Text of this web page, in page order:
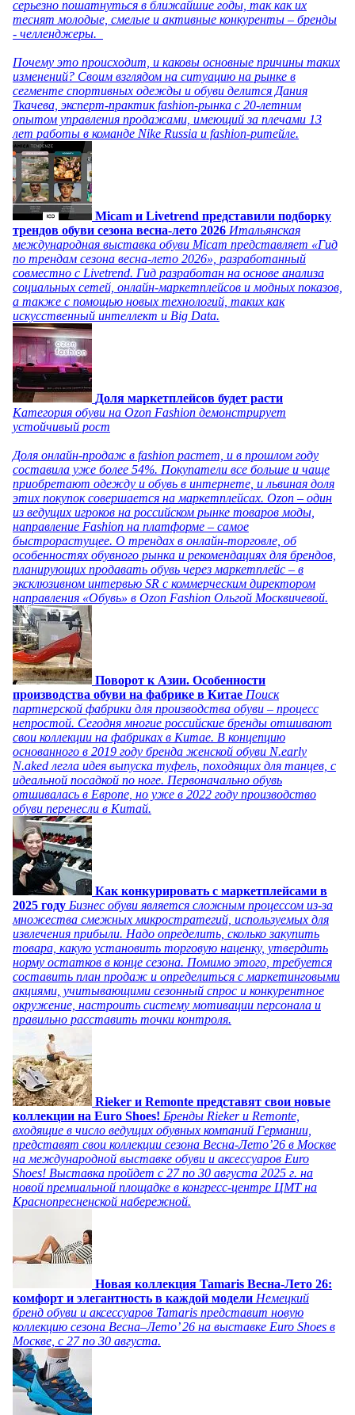
серьезно пошатнуться в ближайшие годы, так как их
теснят молодые, смелые и активные конкуренты – бренды
- челленджеры.
Почему это происходит, и каковы основные причины таких
изменений? Своим взглядом на ситуацию на рынке в
сегменте спортивных одежды и обуви делится Дания
Ткачева, эксперт-практик fashion-рынка с 20-летним
опытом управления продажами, имеющий за плечами 13
лет работы в команде Nike Russia и fashion-ритейле.
Micam и Livetrend представили подборку
трендов обуви сезона весна-лето 2026 Итальянская
международная выставка обуви Micam представляет «Гид
по трендам сезона весна-лето 2026», разработанный
совместно с Livetrend. Гид разработан на основе анализа
социальных сетей, онлайн-маркетплейсов и модных показов,
а также с помощью новых технологий, таких как
искусственный интеллект и Big Data.
Доля маркетплейсов будет расти
Категория обуви на Ozon Fashion демонстрирует
устойчивый рост
Доля онлайн-продаж в fashion растет, и в прошлом году
составила уже более 54%. Покупатели все больше и чаще
приобретают одежду и обувь в интернете, и львиная доля
этих покупок совершается на маркетплейсах. Ozon – один
из ведущих игроков на российском рынке товаров моды,
направление Fashion на платформе – самое
быстрорастущее. О трендах в онлайн-торговле, об
особенностях обувного рынка и рекомендациях для брендов,
планирующих продавать обувь через маркетплейс – в
эксклюзивном интервью SR с коммерческим директором
направления «Обувь» в Ozon Fashion Ольгой Москвичевой.
Поворот к Азии. Особенности
производства обуви на фабрике в Китае Поиск
партнерской фабрики для производства обуви – процесс
непростой. Сегодня многие российские бренды отшивают
свои коллекции на фабриках в Китае. В концепцию
основанного в 2019 году бренда женской обуви N.early
N.aked легла идея выпуска туфель, походящих для танцев, с
идеальной посадкой по ноге. Первоначально обувь
отшивалась в Европе, но уже в 2022 году производство
обуви перенесли в Китай.
Как конкурировать с маркетплейсами в
2025 году Бизнес обуви является сложным процессом из-за
множества смежных микростратегий, используемых для
извлечения прибыли. Надо определить, сколько закупить
товара, какую установить торговую наценку, утвердить
норму остатков в конце сезона. Помимо этого, требуется
составить план продаж и определиться с маркетинговыми
акциями, учитывающими сезонный спрос и конкурентное
окружение, настроить систему мотивации персонала и
правильно расставить точки контроля.
Rieker и Remonte представят свои новые
коллекции на Euro Shoes! Бренды Rieker и Remonte,
входящие в число ведущих обувных компаний Германии,
представят свои коллекции сезона Весна-Лето’26 в Москве
на международной выставке обуви и аксессуаров Euro
Shoes! Выставка пройдет c 27 по 30 августа 2025 г. на
новой премиальной площадке в конгресс-центре ЦМТ на
Краснопресненской набережной.
Новая коллекция Tamaris Весна-Лето 26:
комфорт и элегантность в каждой модели Немецкий
бренд обуви и аксессуаров Tamaris представит новую
коллекцию сезона Весна–Лето’ 26 на выставке Euro Shoes в
Москве, с 27 по 30 августа.